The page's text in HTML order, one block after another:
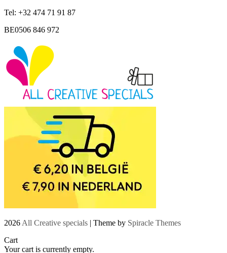
Tel: +32 474 71 91 87
BE0506 846 972
2026 All Creative specials | Theme by Spiracle Themes
Cart
Your cart is currently empty.